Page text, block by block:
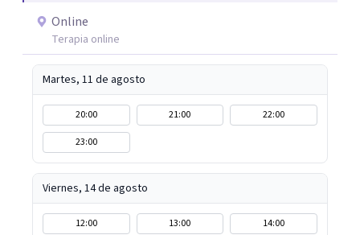
Online
Terapia online
Martes, 11 de agosto
20:00 21:00
22:00
23:00
Viernes, 14 de agosto
12:00 13:00
14:00